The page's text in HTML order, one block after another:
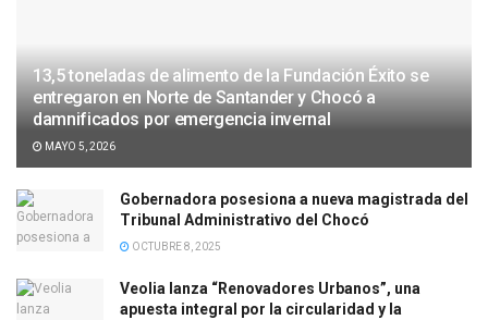
13,5 toneladas de alimento de la Fundación Éxito se
entregaron en Norte de Santander y Chocó a
damnificados por emergencia invernal
MAYO 5, 2026
Gobernadora posesiona a nueva magistrada del
Tribunal Administrativo del Chocó
OCTUBRE 8, 2025
Veolia lanza “Renovadores Urbanos”, una
apuesta integral por la circularidad y la